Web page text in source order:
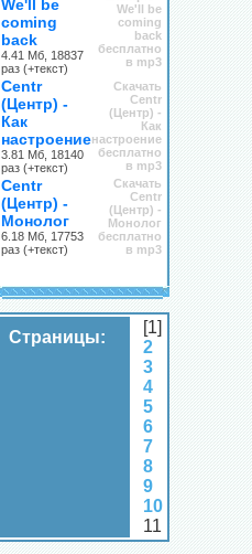
We'll be
coming
back
4.41 Мб, 18837
раз (+текст)
We'll be
coming
back
бесплатно
в mp3
Centr
(Центр) -
Как
настроение
3.81 Мб, 18140
раз (+текст)
Скачать
Centr
(Центр) -
Как
настроение
бесплатно
в mp3
Centr
(Центр) -
Монолог
6.18 Мб, 17753
раз (+текст)
Скачать
Centr
(Центр) -
Монолог
бесплатно
в mp3
Страницы:
[1]
2
3
4
5
6
7
8
9
10
11